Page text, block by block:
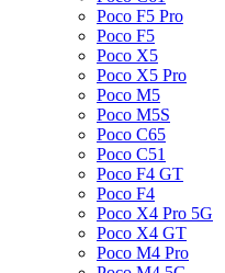
Poco F5 Pro
Poco F5
Poco X5
Poco X5 Pro
Poco M5
Poco M5S
Poco C65
Poco C51
Poco F4 GT
Poco F4
Poco X4 Pro 5G
Poco X4 GT
Poco M4 Pro